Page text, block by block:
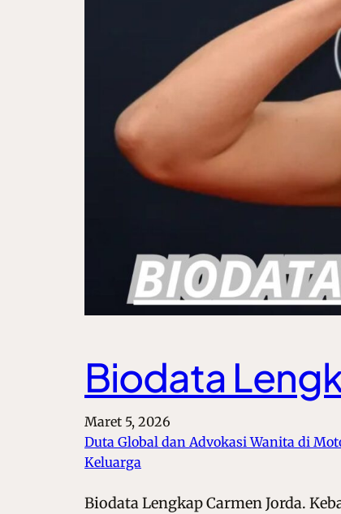
Biodata
Maret 5, 2026
Duta Global dan Advokasi Wanita di
Keluarga
Biodata Lengkap Carmen Jorda.